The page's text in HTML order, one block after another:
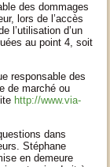
des dommages
lors de l’accès
l’utilisation d’un
au point 4, soit
responsable des
de marché ou
http://www.via-
dans
Stéphane
en demeure